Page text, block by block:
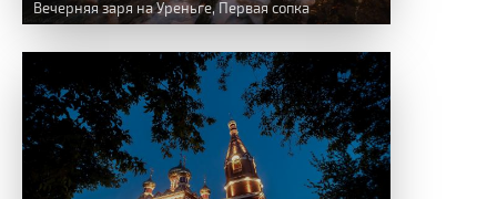
Вечерняя заря на Уреньге, Первая сопка